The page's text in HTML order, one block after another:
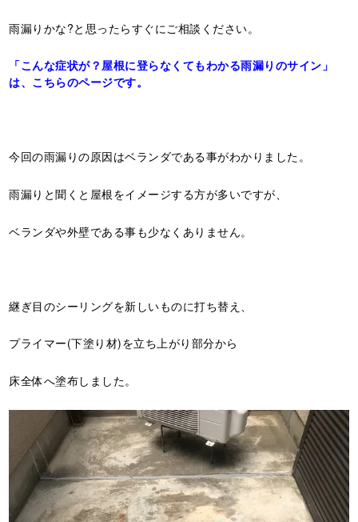
雨漏りかな?と思ったらすぐにご相談ください。
「こんな症状が？屋根に登らなくてもわかる雨漏りのサイン」
は、こちらのページです。
今回の雨漏りの原因はベランダである事がわかりました。
雨漏りと聞くと屋根をイメージする方が多いですが、
ベランダや外壁である事も少なくありません。
継ぎ目のシーリングを新しいものに打ち替え、
プライマー(下塗り材)を立ち上がり部分から
床全体へ塗布しました。